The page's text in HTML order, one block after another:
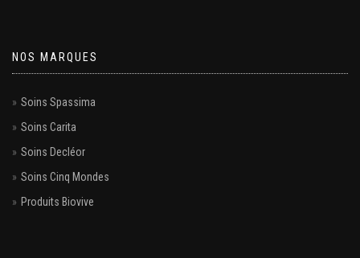
NOS MARQUES
Soins Spassima
Soins Carita
Soins Decléor
Soins Cinq Mondes
Produits Biovive